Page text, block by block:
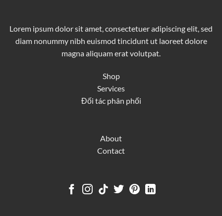
Lorem ipsum dolor sit amet, consectetuer adipiscing elit, sed
diam nonummy nibh euismod tincidunt ut laoreet dolore
magna aliquam erat volutpat.
Shop
Services
Đối tác phân phối
About
Contact